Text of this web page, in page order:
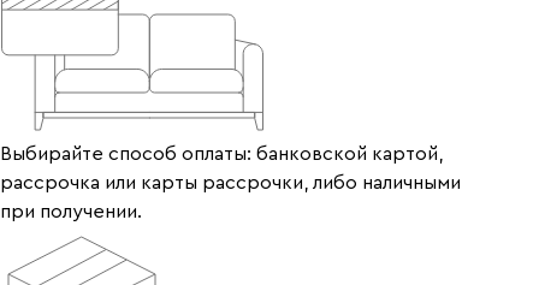
Выбирайте способ оплаты: банковской картой,
рассрочка или карты рассрочки, либо наличными
при получении.